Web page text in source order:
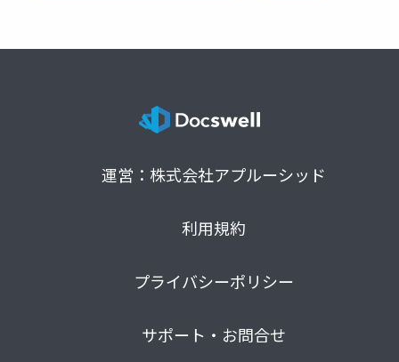
運営：株式会社アプルーシッド
利用規約
プライバシーポリシー
サポート・お問合せ